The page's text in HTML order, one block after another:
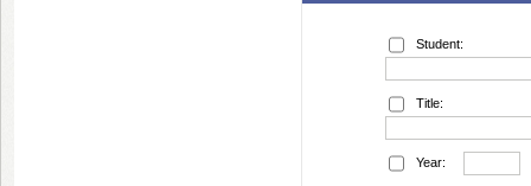
Student:
Title:
Year: